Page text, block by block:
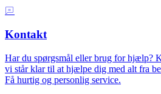
Kontakt
Har du spørgsmål eller brug for hjælp?
vi står klar til at hjælpe dig med alt fra
Få hurtig og personlig service.